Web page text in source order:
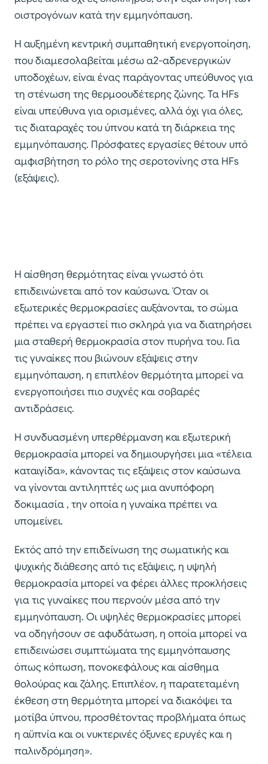
οιστρογόνων κατά την εμμηνόπαυση.
Η αυξημένη κεντρική συμπαθητική ενεργοποίηση,
που διαμεσολαβείται μέσω α2-αδρενεργικών
υποδοχέων, είναι ένας παράγοντας υπεύθυνος για
τη στένωση της θερμοουδέτερης ζώνης. Τα HFs
είναι υπεύθυνα για ορισμένες, αλλά όχι για όλες,
τις διαταραχές του ύπνου κατά τη διάρκεια της
εμμηνόπαυσης. Πρόσφατες εργασίες θέτουν υπό
αμφισβήτηση το ρόλο της σεροτονίνης στα HFs
(εξάψεις).
Η αίσθηση θερμότητας είναι γνωστό ότι
επιδεινώνεται από τον καύσωνα. Όταν οι
εξωτερικές θερμοκρασίες αυξάνονται, το σώμα
πρέπει να εργαστεί πιο σκληρά για να διατηρήσει
μια σταθερή θερμοκρασία στον πυρήνα του. Για
τις γυναίκες που βιώνουν εξάψεις στην
εμμηνόπαυση, η επιπλέον θερμότητα μπορεί να
ενεργοποιήσει πιο συχνές και σοβαρές
αντιδράσεις.
Η συνδυασμένη υπερθέρμανση και εξωτερική
θερμοκρασία μπορεί να δημιουργήσει μια «τέλεια
καταιγίδα», κάνοντας τις εξάψεις στον καύσωνα
να γίνονται αντιληπτές ως μια ανυπόφορη
δοκιμασία , την οποία η γυναίκα πρέπει να
υπομείνει.
Εκτός από την επιδείνωση της σωματικής και
ψυχικής διάθεσης από τις εξάψεις, η υψηλή
θερμοκρασία μπορεί να φέρει άλλες προκλήσεις
για τις γυναίκες που περνούν μέσα από την
εμμηνόπαυση. Οι υψηλές θερμοκρασίες μπορεί
να οδηγήσουν σε αφυδάτωση, η οποία μπορεί να
επιδεινώσει συμπτώματα της εμμηνόπαυσης
όπως κόπωση, πονοκεφάλους και αίσθημα
θολούρας και ζάλης. Επιπλέον, η παρατεταμένη
έκθεση στη θερμότητα μπορεί να διακόψει τα
μοτίβα ύπνου, προσθέτοντας προβλήματα όπως
η αϋπνία και οι νυκτερινές όξυνες ερυγές και η
παλινδρόμηση».